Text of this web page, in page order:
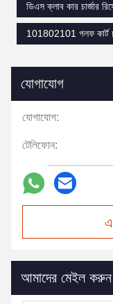
ডিএস ক্লাব কার চার্জার
101802101 গলফ কার্ট
যোগাযোগ
যোগাযোগ:
টেলিফোন:
আমাদের মেইল করুন